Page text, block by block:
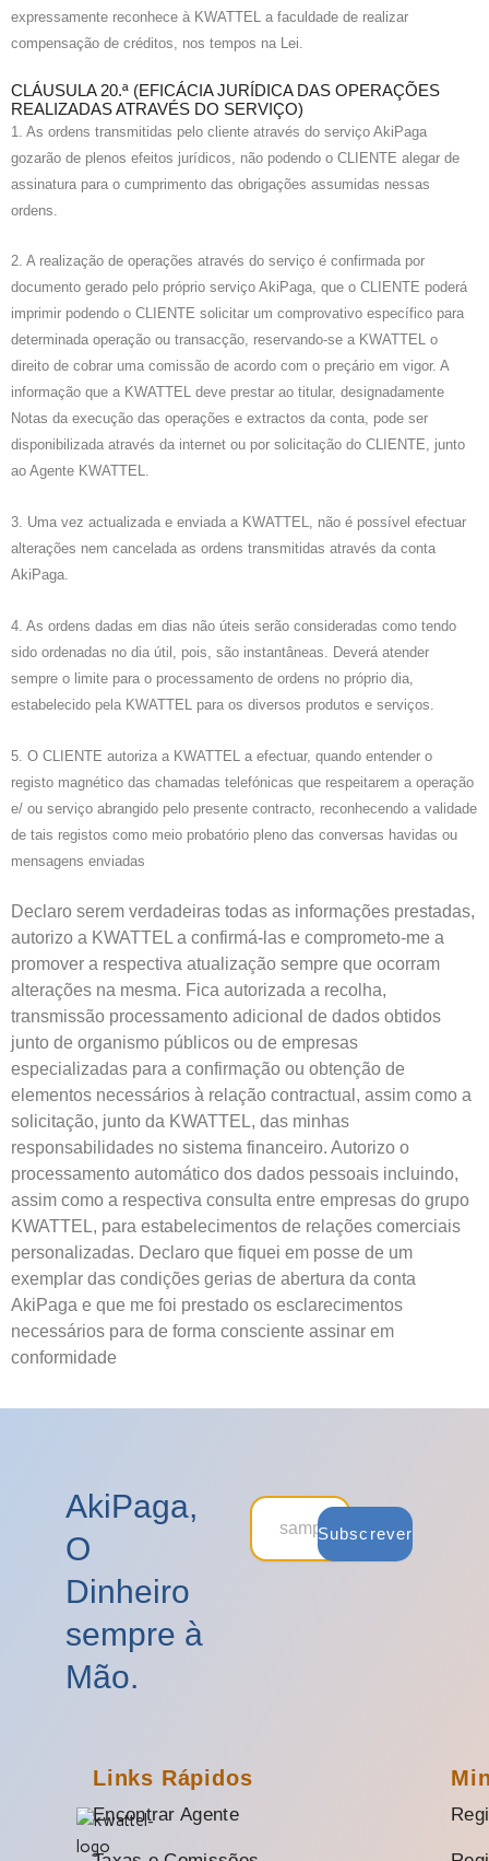
expressamente reconhece à KWATTEL a faculdade de realizar
compensação de créditos, nos tempos na Lei.
CLÁUSULA 20.ª (EFICÁCIA JURÍDICA DAS OPERAÇÕES
REALIZADAS ATRAVÉS DO SERVIÇO)
1. As ordens transmitidas pelo cliente através do serviço AkiPaga
gozarão de plenos efeitos jurídicos, não podendo o CLIENTE alegar de
assinatura para o cumprimento das obrigações assumidas nessas
ordens.
2. A realização de operações através do serviço é confirmada por
documento gerado pelo próprio serviço AkiPaga, que o CLIENTE poderá
imprimir podendo o CLIENTE solicitar um comprovativo específico para
determinada operação ou transacção, reservando-se a KWATTEL o
direito de cobrar uma comissão de acordo com o preçário em vigor. A
informação que a KWATTEL deve prestar ao titular, designadamente
Notas da execução das operações e extractos da conta, pode ser
disponibilizada através da internet ou por solicitação do CLIENTE, junto
ao Agente KWATTEL.
3. Uma vez actualizada e enviada a KWATTEL, não é possível efectuar
alterações nem cancelada as ordens transmitidas através da conta
AkiPaga.
4. As ordens dadas em dias não úteis serão consideradas como tendo
sido ordenadas no dia útil, pois, são instantâneas. Deverá atender
sempre o limite para o processamento de ordens no próprio dia,
estabelecido pela KWATTEL para os diversos produtos e serviços.
5. O CLIENTE autoriza a KWATTEL a efectuar, quando entender o
registo magnético das chamadas telefónicas que respeitarem a operação
e/ ou serviço abrangido pelo presente contracto, reconhecendo a validade
de tais registos como meio probatório pleno das conversas havidas ou
mensagens enviadas
Declaro serem verdadeiras todas as informações prestadas,
autorizo a KWATTEL a confirmá-las e comprometo-me a
promover a respectiva atualização sempre que ocorram
alterações na mesma. Fica autorizada a recolha,
transmissão processamento adicional de dados obtidos
junto de organismo públicos ou de empresas
especializadas para a confirmação ou obtenção de
elementos necessários à relação contractual, assim como a
solicitação, junto da KWATTEL, das minhas
responsabilidades no sistema financeiro. Autorizo o
processamento automático dos dados pessoais incluindo,
assim como a respectiva consulta entre empresas do grupo
KWATTEL, para estabelecimentos de relações comerciais
personalizadas. Declaro que fiquei em posse de um
exemplar das condições gerias de abertura da conta
AkiPaga e que me foi prestado os esclarecimentos
necessários para de forma consciente assinar em
conformidade
AkiPaga,
O
Dinheiro
sempre à
Mão.
Subscrever
Links Rápidos
Encontrar Agente